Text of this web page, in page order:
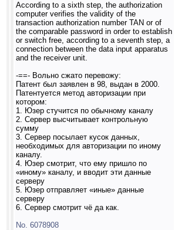
According to a sixth step, the authorization
computer verifies the validity of the
transaction authorization number TAN or of
the comparable password in order to establish
or switch free, according to a seventh step, a
connection between the data input apparatus
and the receiver unit.
-==- Вольно сжато перевожу:
Патент был заявлен в 98, выдан в 2000.
Патентуется метод авторизации при
котором:
1. Юзер стучится по обычному каналу
2. Сервер высчитывает контрольную
сумму
3. Сервер посылает кусок данных,
необходимых для авторизации по иному
каналу.
4. Юзер смотрит, что ему пришло по
«иному» каналу, и вводит эти данные
серверу
5. Юзер отправляет «иные» данные
серверу
6. Сервер смотрит чё да как.
No. 6078908